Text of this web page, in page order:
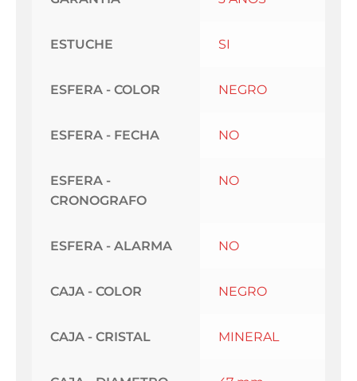
ESTUCHE SI
ESFERA - COLOR NEGRO
ESFERA - FECHA NO
ESFERA -
CRONOGRAFO
NO
ESFERA - ALARMA NO
CAJA - COLOR NEGRO
CAJA - CRISTAL MINERAL